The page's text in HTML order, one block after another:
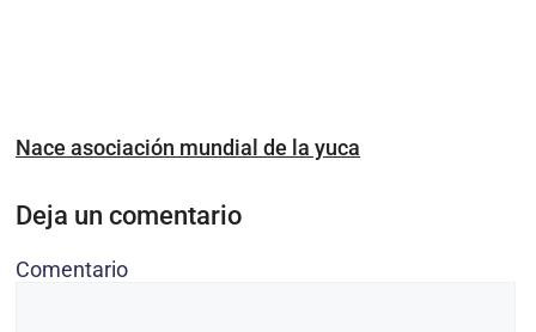
Nace asociación mundial de la yuca
Deja un comentario
Comentario